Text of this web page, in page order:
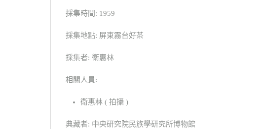
採集時間: 1959
採集地點: 屏東霧台好茶
採集者: 衛惠林
相關人員:
衛惠林 ( 拍攝 )
典藏者: 中央研究院民族學研究所博物館